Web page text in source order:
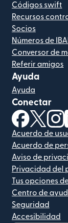
Códigos swift
Recursos
Socios
Números de
Conversor de
Referir amigos
Ayuda
Ayuda
Conectar
(se abre
(se
Acuerdo de
Acuerdo de
Aviso de
Privacidad del
Tus opciones
Centro de
Seguridad
Accesibilidad